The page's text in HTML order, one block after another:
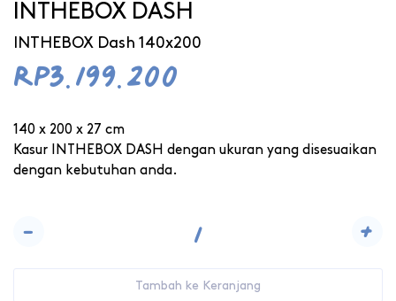
INTHEBOX DASH
INTHEBOX Dash 140x200
Rp3.199.200
140 x 200 x 27 cm
Kasur INTHEBOX DASH dengan ukuran yang disesuaikan
dengan kebutuhan anda.
- +
Tambah ke Keranjang